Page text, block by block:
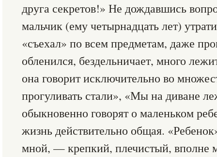
друга секретов!» Не дождавшись
мальчик (ему четырнадцать лет)
«съехал» по всем предметам, даже
обленился, бездельничает, много
она говорит исключительно во
прогуливать стали», «Мы на диване
обыкновенно говорят о маленьком
жизнь действительно общая.
мной, — крепкий, плечистый, вполне